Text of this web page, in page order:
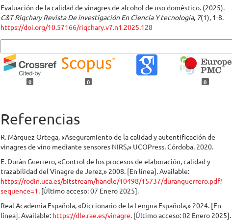
Evaluación de la calidad de vinagres de alcohol de uso doméstico. (2025).
C&T Riqchary Revista De investigación En Ciencia Y tecnología, 7(1), 1-8.
https://doi.org/10.57166/riqchary.v7.n1.2025.128
0 0 0
Referencias
R. Márquez Ortega, «Aseguramiento de la calidad y autentificación de
vinagres de vino mediante sensores NIRS,» UCOPress, Córdoba, 2020.
E. Durán Guerrero, «Control de los procesos de elaboración, calidad y
trazabilidad del Vinagre de Jerez,» 2008. [En línea]. Available:
https://rodin.uca.es/bitstream/handle/10498/15737/duranguerrero.pdf?
sequence=1. [Último acceso: 07 Enero 2025].
Real Academia Española, «Diccionario de la Lengua Española,» 2024. [En
línea]. Available: https://dle.rae.es/vinagre. [Último acceso: 02 Enero 2025].